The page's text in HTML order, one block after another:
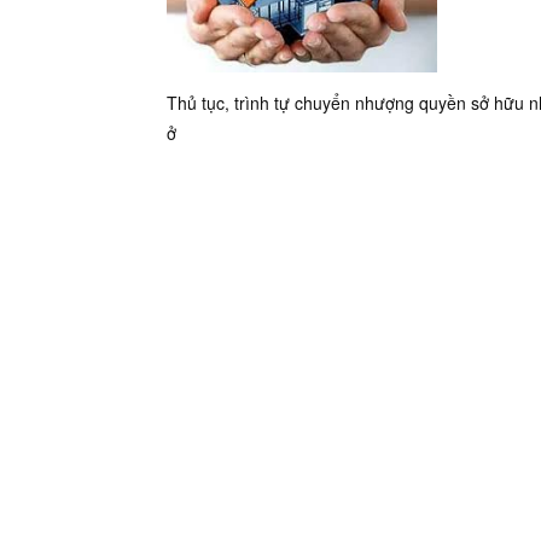
Thủ tục, trình tự chuyển nhượng quyền sở hữu
ở